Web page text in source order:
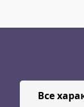
Все